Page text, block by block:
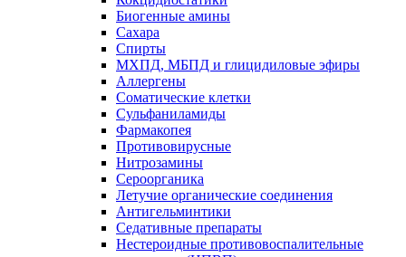
Биогенные амины
Сахара
Спирты
МХПД, МБПД и глицидиловые эфиры
Аллергены
Соматические клетки
Сульфаниламиды
Фармакопея
Противовирусные
Нитрозамины
Сероорганика
Летучие органические соединения
Антигельминтики
Седативные препараты
Нестероидные противовоспалительные